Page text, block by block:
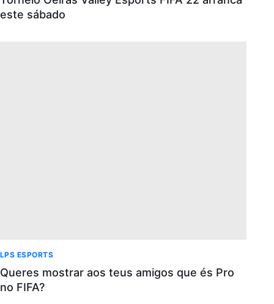
este sábado
LPS ESPORTS
Queres mostrar aos teus amigos que és Pro
no FIFA?